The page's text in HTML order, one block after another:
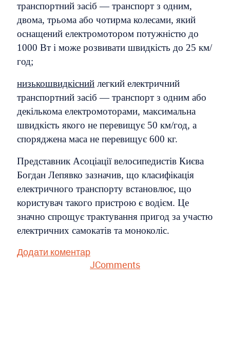
транспортний засіб — транспорт з одним,
двома, трьома або чотирма колесами, який
оснащений електромотором потужністю до
1000 Вт і може розвивати швидкість до 25 км/
год;
низькошвидкісний легкий електричний
транспортний засіб — транспорт з одним або
декількома електромоторами, максимальна
швидкість якого не перевищує 50 км/год, а
споряджена маса не перевищує 600 кг.
Представник Асоціації велосипедистів Києва
Богдан Лепявко зазначив, що класифікація
електричного транспорту встановлює, що
користувач такого пристрою є водієм. Це
значно спрощує трактування пригод за участю
електричних самокатів та моноколіс.
Додати коментар
JComments